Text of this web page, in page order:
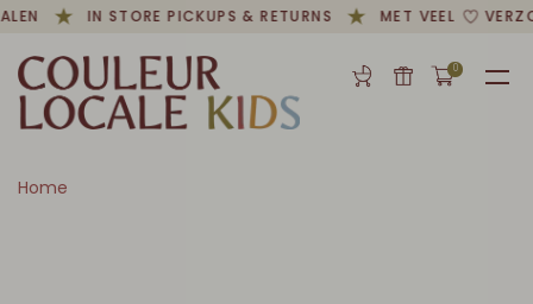
IN STORE PICKUPS & RETURNS MET VEEL
0
Home